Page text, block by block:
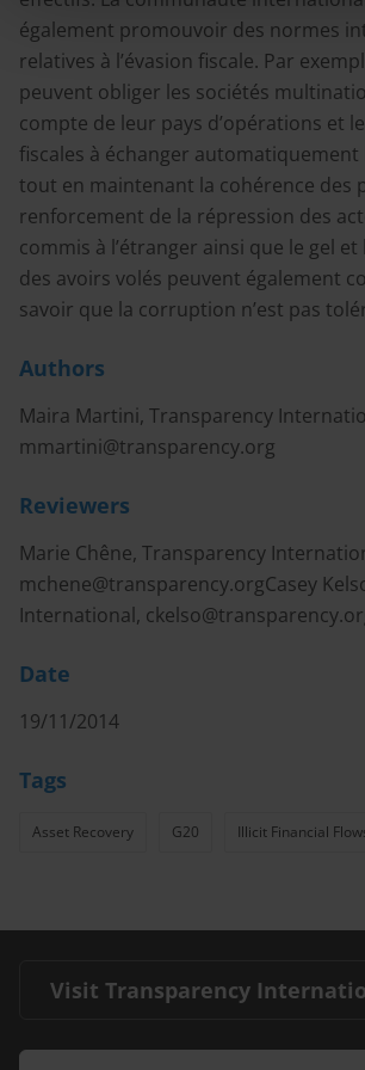
également promouvoir des normes
relatives à l’évasion fiscale. Par
peuvent obliger les sociétés
compte de leur pays d’opérations et
fiscales à échanger
tout en maintenant la cohérence des
renforcement de la répression des
commis à l’étranger ainsi que le gel
des avoirs volés peuvent également
savoir que la corruption n’est pas
Authors
Maira Martini, Transparency
mmartini@transparency.org
Reviewers
Marie Chêne, Transparency
mchene@transparency.orgCasey
International,
Date
19/11/2014
Tags
Asset Recovery G20 Illicit Financial
Visit Transparency